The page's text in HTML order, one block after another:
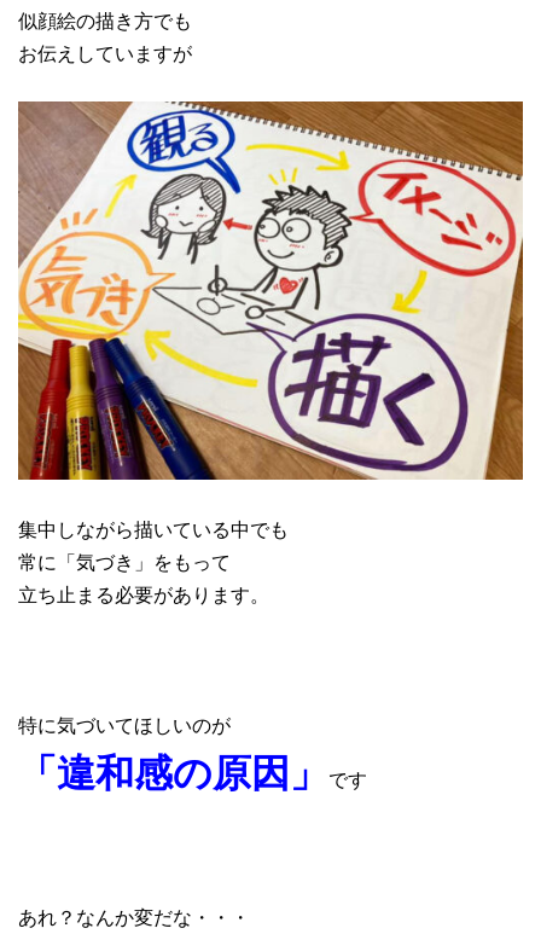
似顔絵の描き方でも
お伝えしていますが
集中しながら描いている中でも
常に「気づき」をもって
立ち止まる必要があります。
特に気づいてほしいのが
「違和感の原因」 です
あれ？なんか変だな・・・